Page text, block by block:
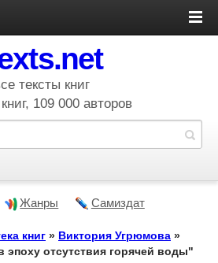
тексты книг
109 000 авторов
Жанры Самиздат
книг » Виктория Угрюмова »
эпоху отсутствия горячей воды"